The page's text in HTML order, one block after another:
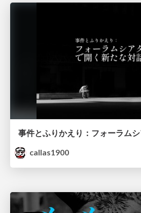
callas1900